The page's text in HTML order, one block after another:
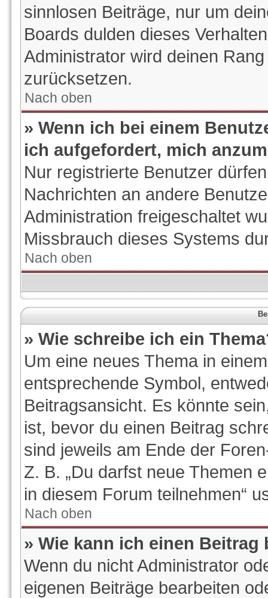
sinnlosen Beiträge, nur um
Boards dulden dieses
Administrator wird deinen
zurücksetzen.
Nach oben
» Wenn ich bei einem
ich aufgefordert, mich
Nur registrierte Benutzer
Nachrichten an andere
Administration freigeschaltet
Missbrauch dieses Systems
Nach oben
» Wie schreibe ich ein
Um eine neues Thema in
entsprechende Symbol,
Beitragsansicht. Es könnte
ist, bevor du einen Beitrag
sind jeweils am Ende der
Z. B. „Du darfst neue Themen
in diesem Forum teilnehmen“
Nach oben
» Wie kann ich einen
Wenn du nicht Administrator
eigenen Beiträge bearbeiten